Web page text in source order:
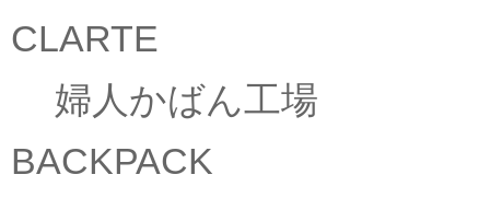
CLARTE
婦人かばん工場
BACKPACK